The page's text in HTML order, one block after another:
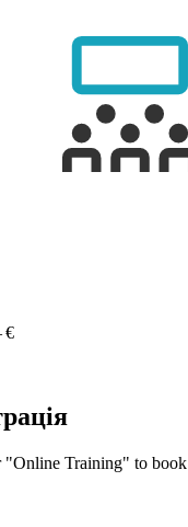
€
"Online Training" to book